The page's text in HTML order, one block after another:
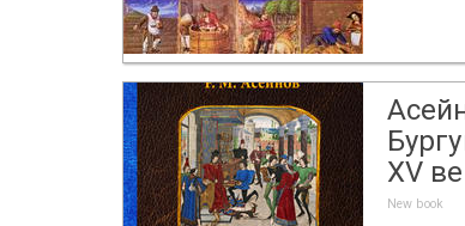
XV
New book